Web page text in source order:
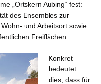
„Ortskern Aubing“ fest:
des Ensembles zur
und Arbeitsort sowie
Freiflächen.
Konkret
bedeutet
dies, dass für